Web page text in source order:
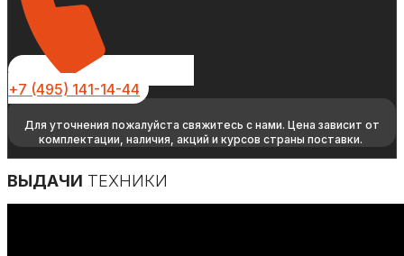
+7 (495) 141-14-44
Для уточнения пожалуйста свяжитесь с нами. Цена зависит от
комплектации, наличия, акций и курсов страны поставки.
ВЫДАЧИ ТЕХНИКИ